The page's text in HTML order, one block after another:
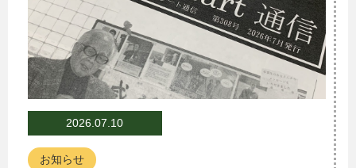
2026.07.10
お知らせ